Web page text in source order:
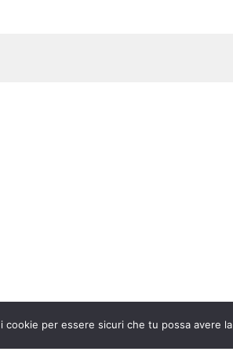
cookie per essere sicuri che tu possa avere